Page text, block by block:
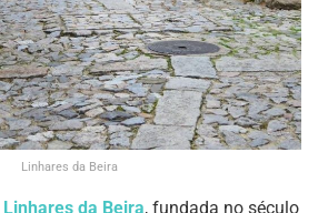
Linhares da Beira
Linhares da Beira, fundada no século